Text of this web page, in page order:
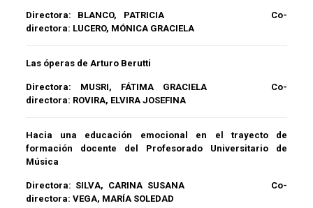
Directora: BLANCO, PATRICIA Co-
directora: LUCERO, MÓNICA GRACIELA
Las óperas de Arturo Berutti
Directora: MUSRI, FÁTIMA GRACIELA Co-
directora: ROVIRA, ELVIRA JOSEFINA
Hacia una educación emocional en el trayecto de
formación docente del Profesorado Universitario de
Música
Directora: SILVA, CARINA SUSANA Co-
directora: VEGA, MARÍA SOLEDAD